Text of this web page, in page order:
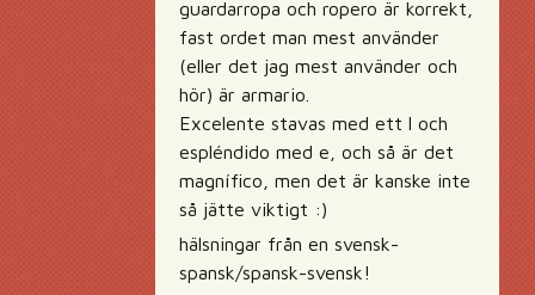
guardarropa och ropero är korrekt,
fast ordet man mest använder
(eller det jag mest använder och
hör) är armario.
Excelente stavas med ett l och
espléndido med e, och så är det
magnífico, men det är kanske inte
så jätte viktigt :)
hälsningar från en svensk-
spansk/spansk-svensk!